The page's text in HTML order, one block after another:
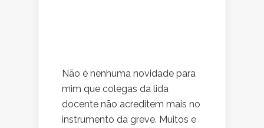
Não é nenhuma novidade para
mim que colegas da lida
docente não acreditem mais no
instrumento da greve. Muitos e